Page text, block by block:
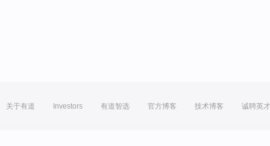
关于有道 Investors 有道智选 官方博客 技术博客 诚聘英才